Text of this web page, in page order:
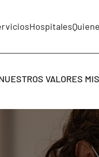
Hospitales
VALORES